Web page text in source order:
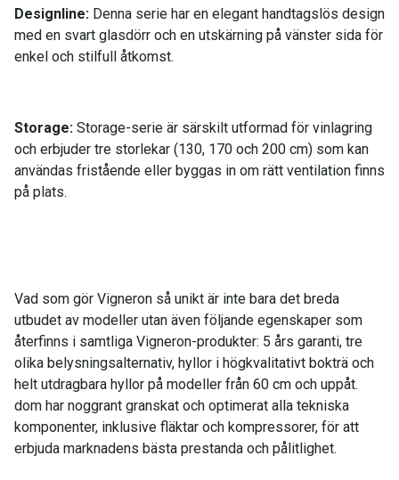
Designline: Denna serie har en elegant handtagslös design
med en svart glasdörr och en utskärning på vänster sida för
enkel och stilfull åtkomst.
Storage: Storage-serie är särskilt utformad för vinlagring
och erbjuder tre storlekar (130, 170 och 200 cm) som kan
användas fristående eller byggas in om rätt ventilation finns
på plats.
Vad som gör Vigneron så unikt är inte bara det breda
utbudet av modeller utan även följande egenskaper som
återfinns i samtliga Vigneron-produkter: 5 års garanti, tre
olika belysningsalternativ, hyllor i högkvalitativt bokträ och
helt utdragbara hyllor på modeller från 60 cm och uppåt.
dom har noggrant granskat och optimerat alla tekniska
komponenter, inklusive fläktar och kompressorer, för att
erbjuda marknadens bästa prestanda och pålitlighet.